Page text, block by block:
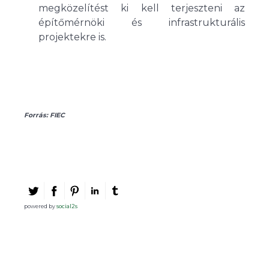
megközelítést ki kell terjeszteni az
építőmérnöki és infrastrukturális
projektekre is.
Forrás: FIEC
powered bysocial2s